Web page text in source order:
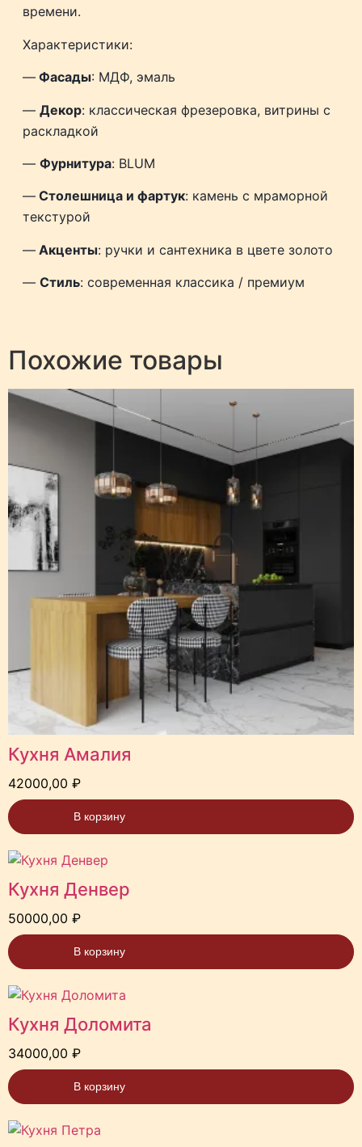
времени.
Характеристики:
— Фасады: МДФ, эмаль
— Декор: классическая фрезеровка, витрины с
раскладкой
— Фурнитура: BLUM
— Столешница и фартук: камень с мраморной
текстурой
— Акценты: ручки и сантехника в цвете золото
— Стиль: современная классика / премиум
Похожие товары
Кухня Амалия
42000,00 ₽
В корзину
Кухня Денвер
50000,00 ₽
В корзину
Кухня Доломита
34000,00 ₽
В корзину